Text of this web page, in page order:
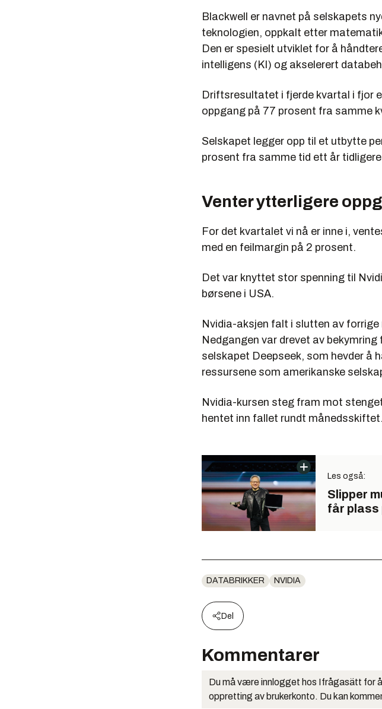
Blackwell er navnet på selskapets
teknologien, oppkalt etter
Den er spesielt utviklet for å
intelligens (KI) og akselerert
Driftsresultatet i fjerde kvartal i fjor
oppgang på 77 prosent fra samme
Selskapet legger opp til et utbytte
prosent fra samme tid ett år
Venter ytterligere
For det kvartalet vi nå er inne i,
med en feilmargin på 2 prosent.
Det var knyttet stor spenning til
børsene i USA.
Nvidia-aksjen falt i slutten av
Nedgangen var drevet av
selskapet Deepseek, som hevder å
ressursene som amerikanske
Nvidia-kursen steg fram mot
hentet inn fallet rundt månedsskiftet.
Les også:
Slipper
får plass
DATABRIKKER NVIDIA
Del
Kommentarer
Du må være innlogget hos Ifrågasätt for
oppretting av brukerkonto. Du kan